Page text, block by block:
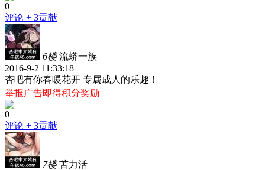
0
评论 + 3贡献
6楼 流蟒一族
2016-9-2 11:33:18
杏吧有你春暖花开 专属成人的乐趣！
举报广告即得积分奖励
0
评论 + 3贡献
7楼 苦力活